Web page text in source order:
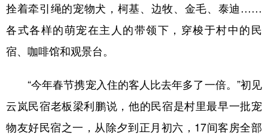
拴着牵引绳的宠物犬，柯基、边牧、金毛、泰迪……
各式各样的萌宠在主人的带领下，穿梭于村中的民
宿、咖啡馆和观景台。
“今年春节携宠入住的客人比去年多了一倍。”初见
云岚民宿老板梁利鹏说，他的民宿是村里最早一批宠
物友好民宿之一，从除夕到正月初六，17间客房全部